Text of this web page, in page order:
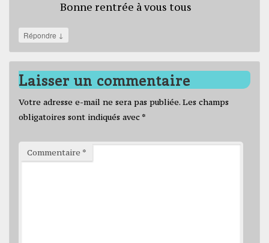
Bonne rentrée à vous tous
Répondre ↓
Laisser un commentaire
Votre adresse e-mail ne sera pas publiée. Les champs
obligatoires sont indiqués avec *
Commentaire *